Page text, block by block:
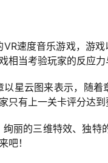
速度音乐游戏，游
相当考验玩家的反应力
星云图来表示，随
只有上一关卡评分达到
丽的三维特效、独
吧！